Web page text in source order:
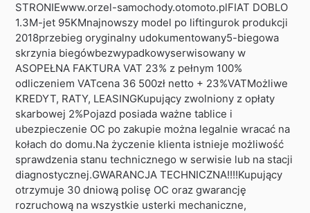
STRONIEwww.orzel-samochody.otomoto.plFIAT DOBLO
1.3M-jet 95KMnajnowszy model po liftingurok produkcji
2018przebieg oryginalny udokumentowany5-biegowa
skrzynia biegówbezwypadkowyserwisowany w
ASOPEŁNA FAKTURA VAT 23% z pełnym 100%
odliczeniem VATcena 36 500zł netto + 23%VATMożliwe
KREDYT, RATY, LEASINGKupujący zwolniony z opłaty
skarbowej 2%Pojazd posiada ważne tablice i
ubezpieczenie OC po zakupie można legalnie wracać na
kołach do domu.Na życzenie klienta istnieje możliwość
sprawdzenia stanu technicznego w serwisie lub na stacji
diagnostycznej.GWARANCJA TECHNICZNA!!!!Kupujący
otrzymuje 30 dniową polisę OC oraz gwarancję
rozruchową na wszystkie usterki mechaniczne,